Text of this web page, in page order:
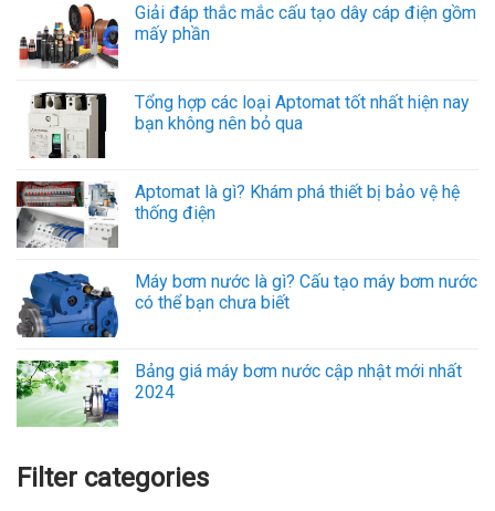
Giải đáp thắc mắc cấu tạo dây cáp điện gồm
mấy phần
Tổng hợp các loại Aptomat tốt nhất hiện nay
bạn không nên bỏ qua
Aptomat là gì? Khám phá thiết bị bảo vệ hệ
thống điện
Máy bơm nước là gì? Cấu tạo máy bơm nước
có thể bạn chưa biết
Bảng giá máy bơm nước cập nhật mới nhất
2024
Filter categories